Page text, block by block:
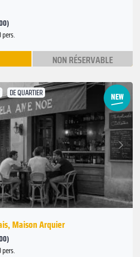
pers.
NON RÉSERVABLE
DE QUARTIER
Suivant
Maison Arquier
pers.